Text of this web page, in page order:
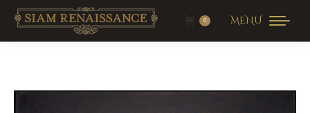
MENU
0